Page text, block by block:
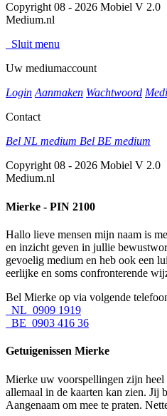
Copyright 08 - 2026 Mobiel V 2.0
Medium.nl
Sluit menu
Uw mediumaccount
Login Aanmaken Wachtwoord
Contact
Bel NL medium Bel BE medium
Copyright 08 - 2026 Mobiel V 2.0
Medium.nl
Mierke - PIN 2100
Hallo lieve mensen mijn naam is
en inzicht geven in jullie
gevoelig medium en heb ook een
eerlijke en soms confronterende
Bel Mierke op via volgende
NL 0909 1919
BE 0903 416 36
Getuigenissen Mierke
Mierke uw voorspellingen zijn
allemaal in de kaarten kan zien. Jij
Aangenaam om mee te praten.